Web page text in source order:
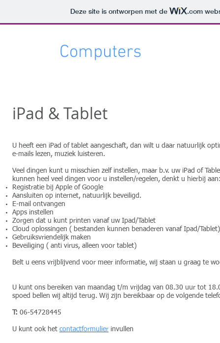
Deze site is ontworpen met de .com
Computers
iPad & Tablet
U heeft een iPad of tablet aangeschaft, dan wilt u daar natuurlijk
e-mails lezen, muziek luisteren.
Veel dingen kunt u misschien zelf instellen, maar b.v. uw iPad of
kunnen heel veel dingen voor u instellen/regelen, denkt u hierbij
Registratie bij Apple of Google
Aansluiten op internet, natuurlijk beveiligd.
E-mail ontvangen
Apps instellen
Zorgen dat u kunt printen vanaf uw Ipad/Tablet
Cloud oplossingen ( bestanden kunnen benaderen vanaf Ipad/Tablet)
Gebruiksvriendelijk maken
Beveiliging ( anti virus, alleen voor tablet)
Belt u eens vrijblijvend voor meer informatie, wij staan u graag te
U kunt ons bereiken van maandag t/m vrijdag van 08.30 uur tot
spoed bellen wij altijd terug. Wij zijn bereikbaar op de volgende
T: 06-54728445
U kunt ook het contactformulier invullen